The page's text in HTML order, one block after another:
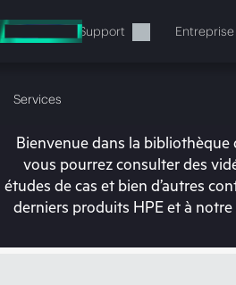
au
contenu
Support Entreprise
Services
Votre
Bibliothèque de
Bienvenue dans la bibliothèque
vous pourrez consulter des
études de cas et bien d’autres
derniers produits HPE et à